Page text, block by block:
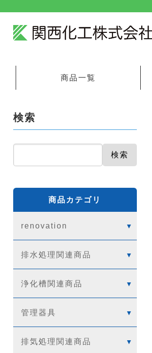
商品一覧
検索
検索
商品カテゴリ
renovation
排水処理関連商品
浄化槽関連商品
管理器具
排気処理関連商品